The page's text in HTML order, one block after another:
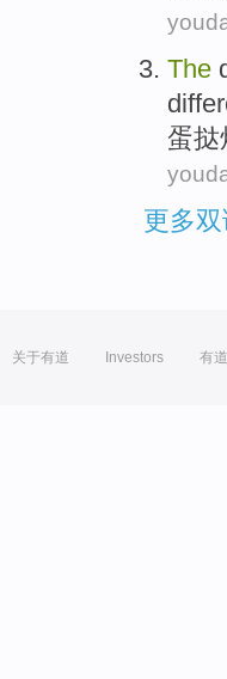
The
蛋挞
更多
关于有道 Investors 有